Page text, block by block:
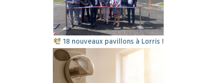
18 nouveaux pavillons à Lorris !